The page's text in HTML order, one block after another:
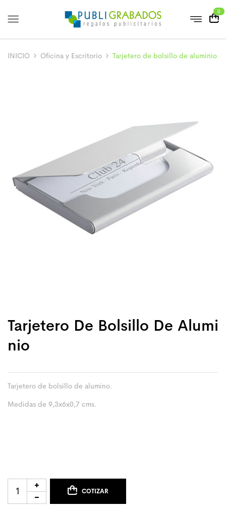
0
INICIO Oficina y Escritorio Tarjetero de bolsillo de aluminio
Tarjetero De Bolsillo De Alumi
Nio
Tarjetero de bolsillo de alumino.
Medidas de 9,3x6x0,7 cms.
COTIZAR